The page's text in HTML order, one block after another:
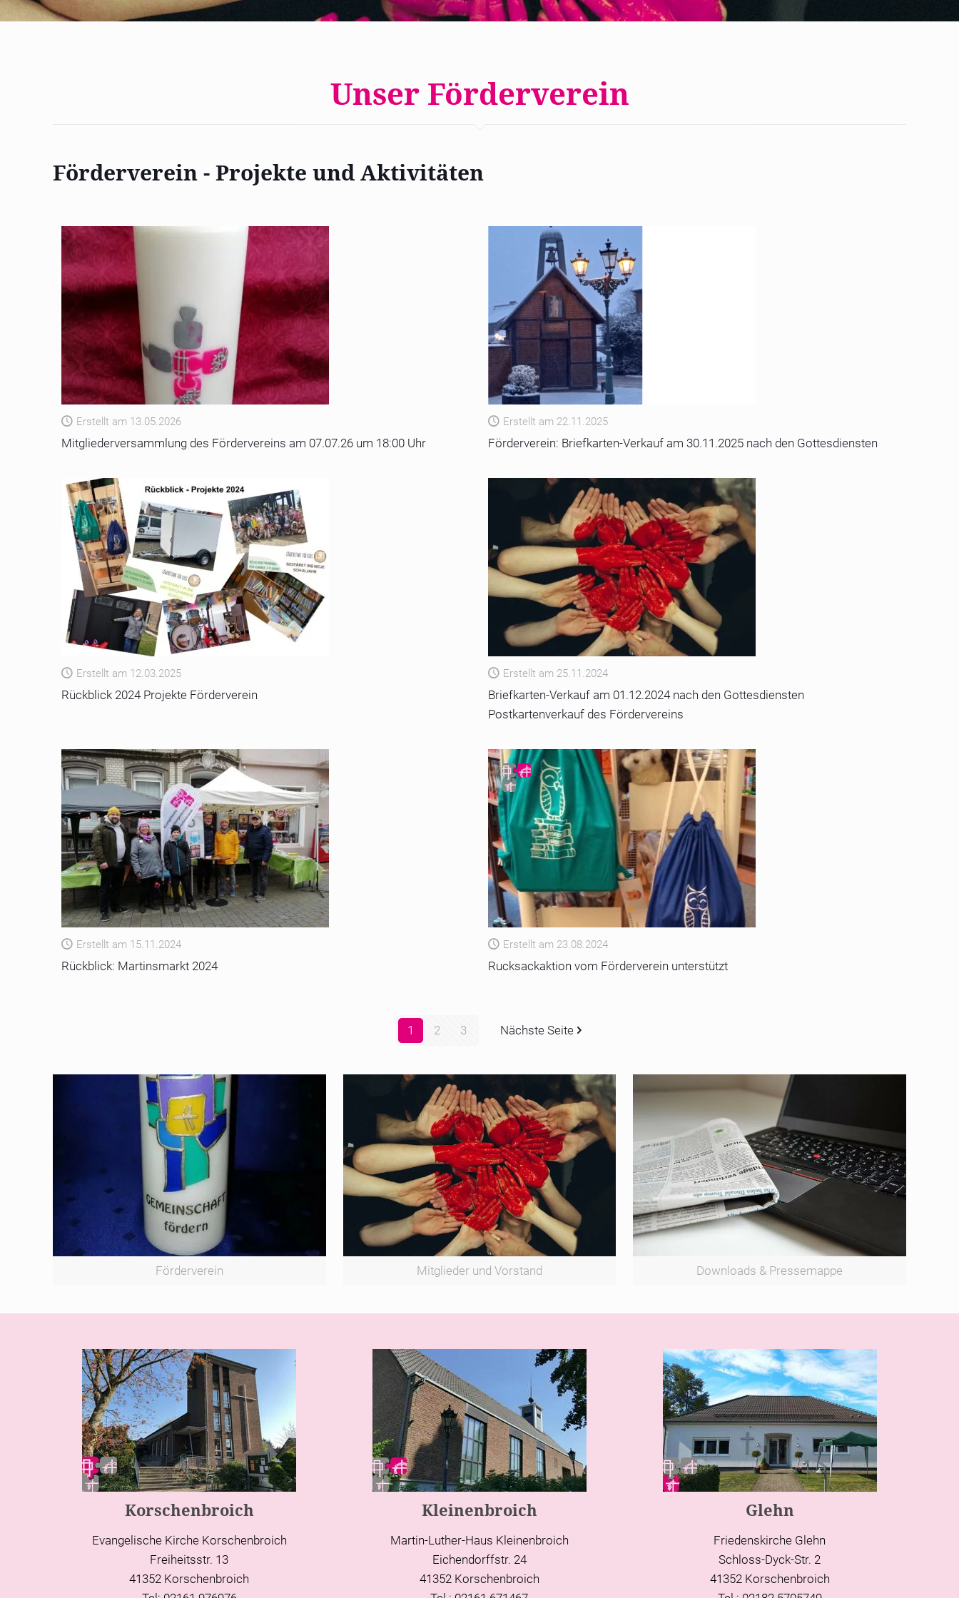
Unser Förderverein
Förderverein - Projekte und Aktivitäten
Erstellt am 13.05.2026
Mitgliederversammlung des Fördervereins am 07.07.26 um 18:00 Uhr
Erstellt am 22.11.2025
Förderverein: Briefkarten-Verkauf am 30.11.2025 nach den Gottesdiensten
Erstellt am 12.03.2025
Rückblick 2024 Projekte Förderverein
Erstellt am 25.11.2024
Briefkarten-Verkauf am 01.12.2024 nach den Gottesdiensten
Postkartenverkauf des Fördervereins
Erstellt am 15.11.2024
Rückblick: Martinsmarkt 2024
Erstellt am 23.08.2024
Rucksackaktion vom Förderverein unterstützt
1 2 3 Nächste Seite
Förderverein Mitglieder und Vorstand Downloads & Pressemappe
Korschenbroich
Evangelische Kirche Korschenbroich
Freiheitsstr. 13
41352 Korschenbroich
Kleinenbroich
Martin-Luther-Haus Kleinenbroich
Eichendorffstr. 24
41352 Korschenbroich
Glehn
Friedenskirche Glehn
Schloss-Dyck-Str. 2
41352 Korschenbroich